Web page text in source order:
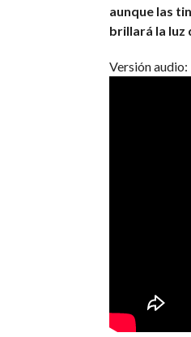
aunque las
brillará la luz
Versión audio: